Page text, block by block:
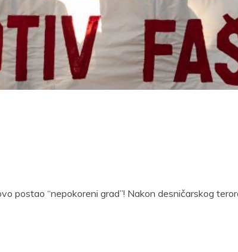
postao “nepokoreni grad”! Nakon desničarskog